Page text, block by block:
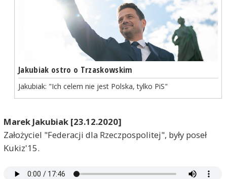
Jakubiak ostro o Trzaskowskim
Jakubiak: "Ich celem nie jest Polska, tylko PiS"
Marek Jakubiak [23.12.2020]
Założyciel "Federacji dla Rzeczpospolitej", były poseł
Kukiz'15.